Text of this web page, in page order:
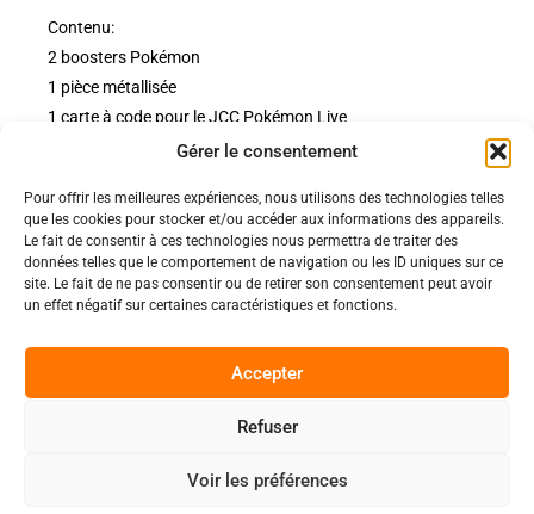
Gérer le consentement
Pour offrir les meilleures expériences, nous utilisons des technologies telles
que les cookies pour stocker et/ou accéder aux informations des appareils.
Le fait de consentir à ces technologies nous permettra de traiter des
données telles que le comportement de navigation ou les ID uniques sur ce
site. Le fait de ne pas consentir ou de retirer son consentement peut avoir
un effet négatif sur certaines caractéristiques et fonctions.
Accepter
Refuser
Voir les préférences
Contenu:
2 boosters Pokémon
1 pièce métallisée
1 carte à code pour le JCC Pokémon Live
Nos pages
Nos évènements
Nous contacter
Politiques
Politique de confidentialité
Nos conditions de vente et livraison
Code de conduite